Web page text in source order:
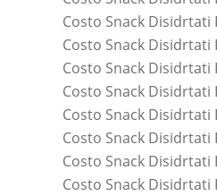
Costo Snack Disidrtati
Costo Snack Disidrtati
Costo Snack Disidrtati
Costo Snack Disidrtati
Costo Snack Disidrtati
Costo Snack Disidrtati
Costo Snack Disidrtati
Costo Snack Disidrtati